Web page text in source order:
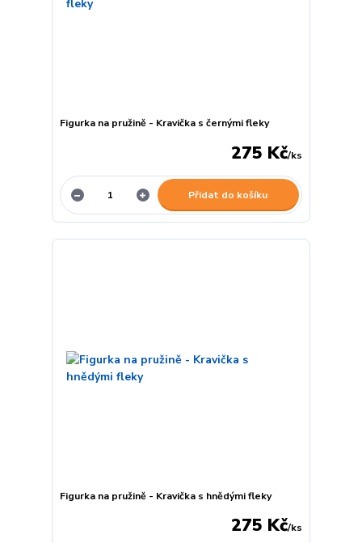
Figurka na pružině - Kravička s černými fleky
275 Kč/ks
Přidat do košíku
Figurka na pružině - Kravička s hnědými fleky
275 Kč/ks